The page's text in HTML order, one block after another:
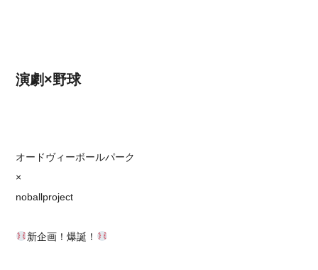
演劇×野球
オードヴィーボールパーク
×
noballproject
新企画！爆誕！